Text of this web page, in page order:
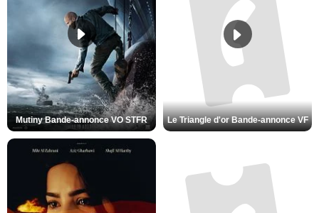
Mutiny Bande-annonce VO STFR Le Triangle d'or Bande-annonce VF